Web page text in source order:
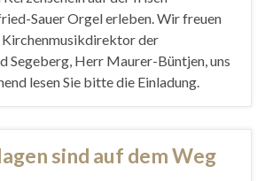
Sauer Orgel erleben. Wir freuen
Kirchenmusikdirektor der
Segeberg, Herr Maurer-Büntjen, uns
lesen Sie bitte die Einladung.
sind auf dem Weg